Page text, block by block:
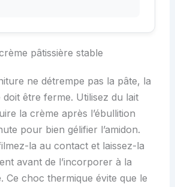
pâtissière stable
ne détrempe pas la pâte, la
doit être ferme. Utilisez du lait
la crème après l’ébullition
pour bien gélifier l’amidon.
la au contact et laissez-la
avant de l’incorporer à la
Ce choc thermique évite que le